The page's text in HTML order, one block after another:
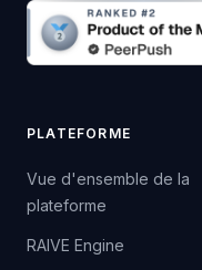
PLATEFORME
Vue d'ensemble de la
plateforme
RAIVE Engine